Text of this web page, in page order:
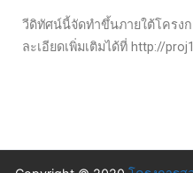
วีดิทัศน์นี้จัดทำขึ้นภายใต้โครง
ละเอียดเพิ่มเติมได้ที่ http://